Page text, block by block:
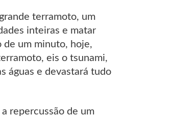
terramoto, um
inteiras e matar
de um minuto, hoje,
eis o tsunami,
águas e devastará tudo
repercussão de um